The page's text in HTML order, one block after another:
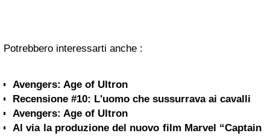
Potrebbero interessarti anche :
Avengers: Age of Ultron
Recensione #10: L'uomo che sussurrava ai cavalli
Avengers: Age of Ultron
Al via la produzione del nuovo film Marvel “Captain